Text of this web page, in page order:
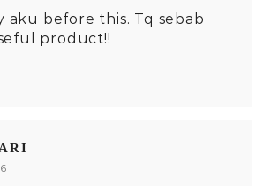
aku before this. Tq sebab
product!!